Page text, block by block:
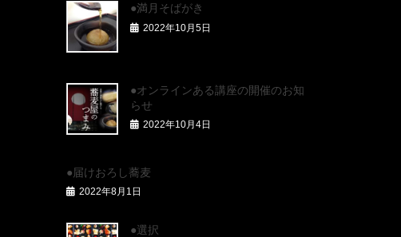
●満月そばがき
2022年10月5日
●オンラインある講座の開催のお知
らせ
2022年10月4日
●届けおろし蕎麦
2022年8月1日
●選択